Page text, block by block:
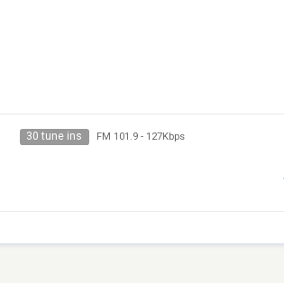
30 tune ins FM 101.9- 127Kbps